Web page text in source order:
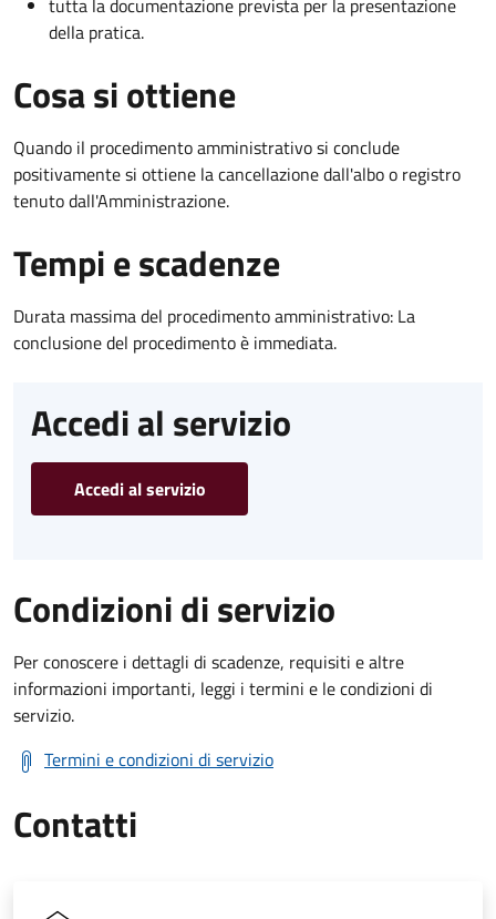
tutta la documentazione prevista per la presentazione
della pratica.
Cosa si ottiene
Quando il procedimento amministrativo si conclude
positivamente si ottiene la cancellazione dall'albo o registro
tenuto dall'Amministrazione.
Tempi e scadenze
Durata massima del procedimento amministrativo: La
conclusione del procedimento è immediata.
Accedi al servizio
Accedi al servizio
Condizioni di servizio
Per conoscere i dettagli di scadenze, requisiti e altre
informazioni importanti, leggi i termini e le condizioni di
servizio.
Termini e condizioni di servizio
Contatti